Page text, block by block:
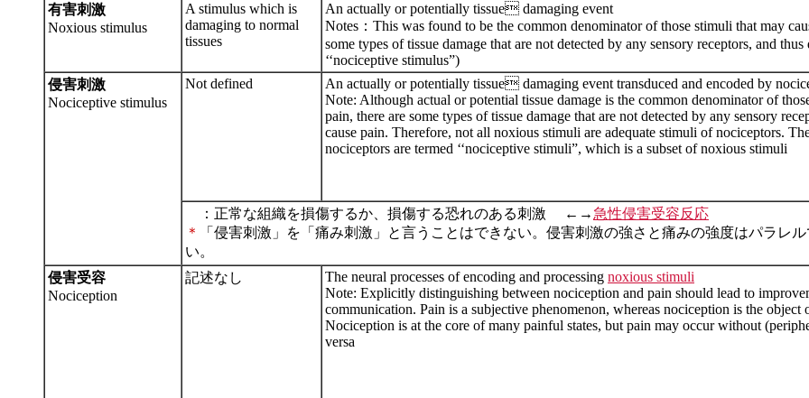
有害刺激
Noxious stimulus
A stimulus which is
damaging to normal
tissues
An actually or potentially tissue damaging event
Notes：This was found to be the common denominator of those stimuli that may
some types of tissue damage that are not detected by any sensory receptors, and
‘‘nociceptive stimulus”)
侵害刺激
Nociceptive stimulus
Not defined
An actually or potentially tissue damaging event transduced and encoded by
Note: Although actual or potential tissue damage is the common denominator of
pain, there are some types of tissue damage that are not detected by any sensory
cause pain. Therefore, not all noxious stimuli are adequate stimuli of nociceptors.
nociceptors are termed ‘‘nociceptive stimuli”, which is a subset of noxious stimuli
：正常な組織を損傷するか、損傷する恐れのある刺激 ←→ 急性侵害受容反応
＊
「侵害刺激」を「痛み刺激」と言うことはできない。侵害刺激の強さと痛みの強度はパラレ
い。
侵害受容
Nociception
記述なし The neural processes of encoding and processing noxious stimuli
Note: Explicitly distinguishing between nociception and pain should lead to
communication. Pain is a subjective phenomenon, whereas nociception is the object
Nociception is at the core of many painful states, but pain may occur without
versa